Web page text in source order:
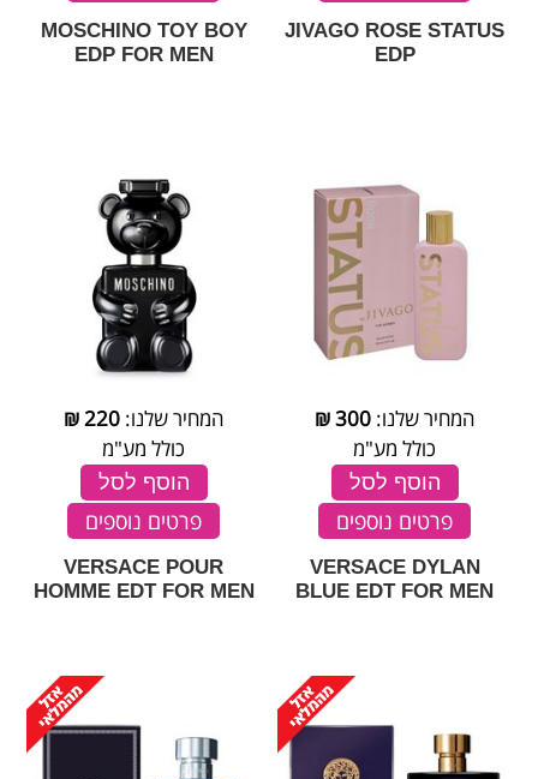
JIVAGO ROSE STATUS
EDP
המחיר שלנו: 300
₪
כולל מע"מ
הוסף לסל
פרטים נוספים
MOSCHINO TOY BOY
EDP FOR MEN
המחיר שלנו: 220
₪
כולל מע"מ
הוסף לסל
פרטים נוספים
VERSACE DYLAN
BLUE EDT FOR MEN
VERSACE POUR
HOMME EDT FOR MEN